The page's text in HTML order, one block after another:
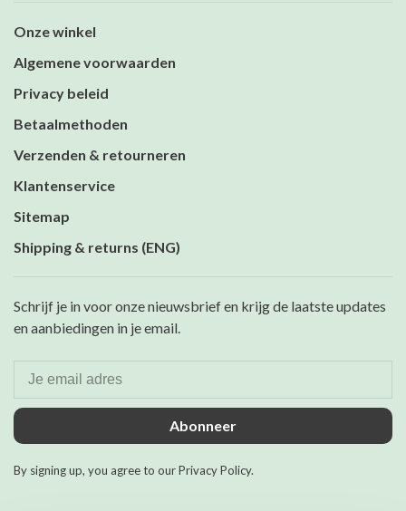
Onze winkel
Algemene voorwaarden
Privacy beleid
Betaalmethoden
Verzenden & retourneren
Klantenservice
Sitemap
Shipping & returns (ENG)
Schrijf je in voor onze nieuwsbrief en krijg de laatste updates
en aanbiedingen in je email.
Abonneer
By signing up, you agree to our Privacy Policy.